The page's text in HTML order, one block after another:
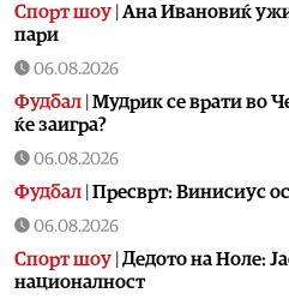
Спорт шоу Aна Ивановиќ
пари
06.08.2026
Фудбал Мудрик се врати во
ќе заигра?
06.08.2026
Фудбал Пресврт: Винисиус
06.08.2026
Спорт шоу Дедото на Ноле:
националност